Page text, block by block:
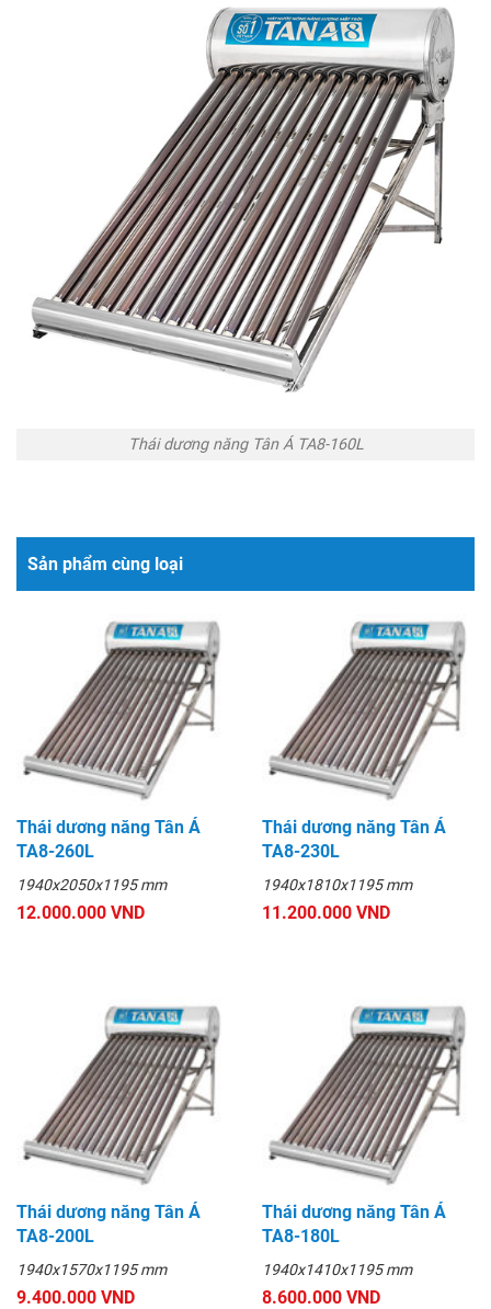
Thái dương năng Tân Á TA8-160L
Sản phẩm cùng loại
Thái dương năng Tân Á
TA8-260L
1940x2050x1195 mm
12.000.000 VND
Thái dương năng Tân Á
TA8-230L
1940x1810x1195 mm
11.200.000 VND
Thái dương năng Tân Á
TA8-200L
1940x1570x1195 mm
9.400.000 VND
Thái dương năng Tân Á
TA8-180L
1940x1410x1195 mm
8.600.000 VND